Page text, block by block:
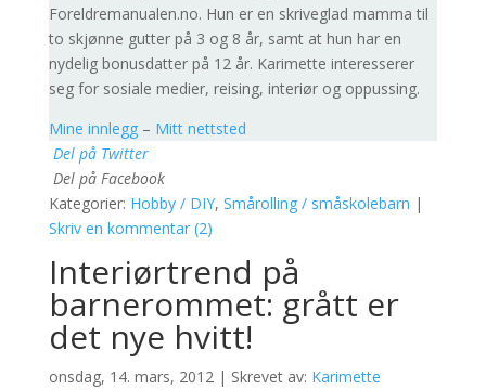
Foreldremanualen.no. Hun er en skriveglad mamma til
to skjønne gutter på 3 og 8 år, samt at hun har en
nydelig bonusdatter på 12 år. Karimette interesserer
seg for sosiale medier, reising, interiør og oppussing.
Mine innlegg– Mitt nettsted
Del på Twitter
Del på Facebook
Kategorier: Hobby / DIY, Smårolling / småskolebarn |
Skriv en kommentar (2)
Interiørtrend på
barnerommet: grått er
det nye hvitt!
onsdag, 14. mars, 2012 | Skrevet av: Karimette